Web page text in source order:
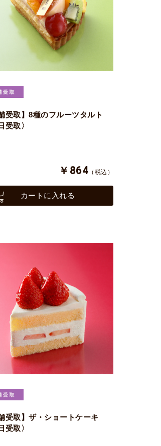
受取】8種のフルーツタルト
受取〉
￥864 （税込）
カートに入れる
受取】ザ・ショートケーキ
受取〉